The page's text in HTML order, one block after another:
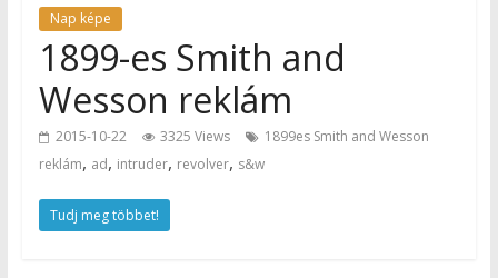
Nap képe
1899-es Smith and
Wesson reklám
2015-10-22 3325 Views
1899es Smith and Wesson
reklám, ad, intruder, revolver, s&w
Tudj meg többet!